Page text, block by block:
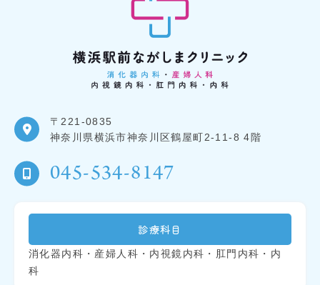
〒221-0835
神奈川県横浜市神奈川区鶴屋町2-11-8 4階
045-534-8147
診療科目
消化器内科・産婦人科・内視鏡内科・肛門内科・内
科